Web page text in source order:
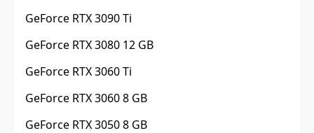
GeForce RTX 3090 Ti
GeForce RTX 3080 12 GB
GeForce RTX 3060 Ti
GeForce RTX 3060 8 GB
GeForce RTX 3050 8 GB